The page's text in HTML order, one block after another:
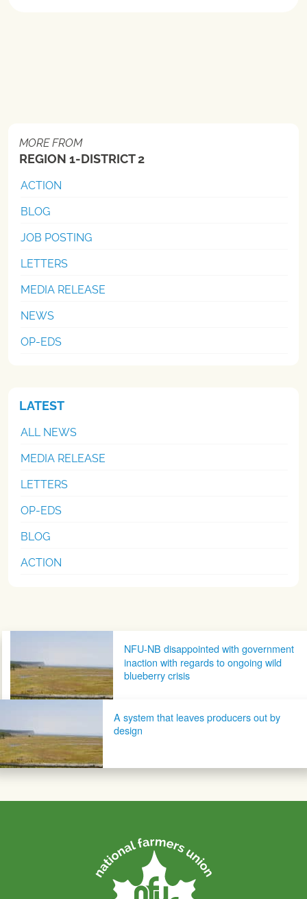
MORE FROM
REGION 1-DISTRICT 2
ACTION
BLOG
JOB POSTING
LETTERS
MEDIA RELEASE
NEWS
OP-EDS
LATEST
ALL NEWS
MEDIA RELEASE
LETTERS
OP-EDS
BLOG
ACTION
Post navigationNFU-NB disappointed with government
inaction with regards to ongoing wild
blueberry crisis
A system that leaves producers out by
design